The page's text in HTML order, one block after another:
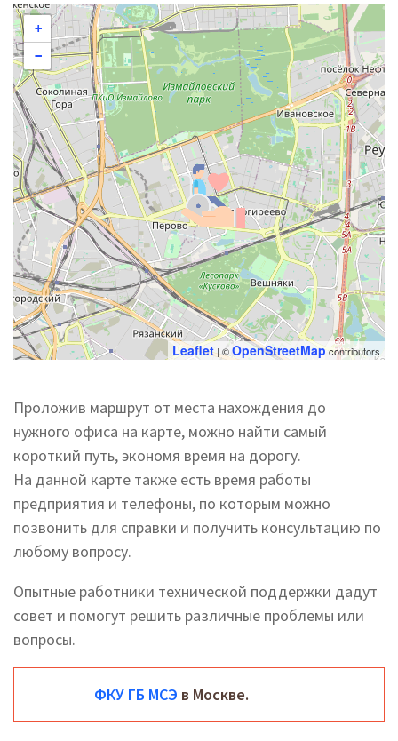
+
−
Leaflet| ©OpenStreetMapcontributors
Проложив маршрут от места нахождения до
нужного офиса на карте, можно найти самый
короткий путь, экономя время на дорогу.
На данной карте также есть время работы
предприятия и телефоны, по которым можно
позвонить для справки и получить консультацию по
любому вопросу.
Опытные работники технической поддержки дадут
совет и помогут решить различные проблемы или
вопросы.
ФКУ ГБ МСЭ в Москве.